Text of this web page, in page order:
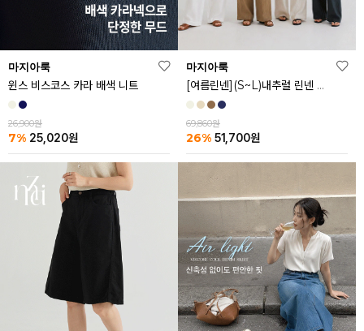
마지아룩
윈스 비스코스 카라 배색 니트
26,900원
7% 25,020원
마지아룩
[여름린넨](S~L)내추럴 린넨 와이드 밴딩 팬츠
69,860원
26% 51,700원